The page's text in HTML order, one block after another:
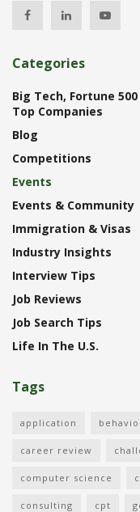
Categories
Big Tech, Fortune
Top Companies
Blog
Competitions
Events
Events & Community
Immigration & Visas
Industry Insights
Interview Tips
Job Reviews
Job Search Tips
Life In The U.S.
Tags
application
career review
computer science
consulting cpt